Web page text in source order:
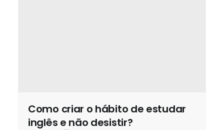
Como criar o hábito de estudar
inglês e não desistir?